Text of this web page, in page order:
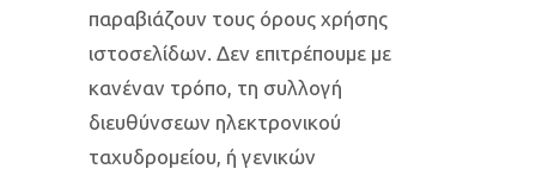
παραβιάζουν τους όρους χρήσης
ιστοσελίδων. Δεν επιτρέπουμε με
κανέναν τρόπο, τη συλλογή
διευθύνσεων ηλεκτρονικού
ταχυδρομείου, ή γενικών